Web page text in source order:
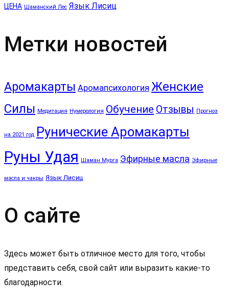
ЦЕНА Шаманский Лес Язык Лисиц
Метки новостей
Аромакарты Аромапсихология Женские
Силы Медитация Нумерология Обучение Отзывы Прогноз
на 2021 год Рунические Аромакарты
Руны Удая Шаман Мурга Эфирные масла Эфирные
масла и чакры Язык Лисиц
О сайте
Здесь может быть отличное место для того, чтобы
представить себя, свой сайт или выразить какие-то
благодарности.